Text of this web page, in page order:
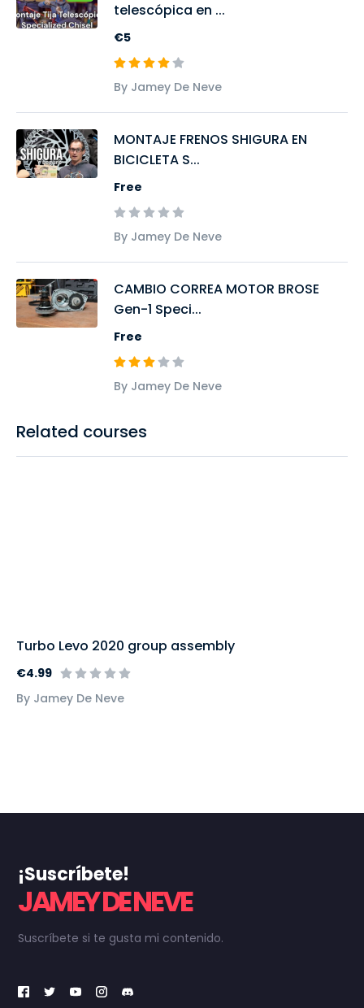
Related courses
Turbo Levo 2020 group assembly
€4.99
By Jamey De Neve
telescópica en ...
€5
By Jamey De Neve
MONTAJE FRENOS SHIGURA EN
BICICLETA S...
Free
By Jamey De Neve
CAMBIO CORREA MOTOR BROSE
Gen-1 Speci...
Free
By Jamey De Neve
¡Suscríbete!
JAMEY DE NEVE
Suscríbete si te gusta mi contenido.